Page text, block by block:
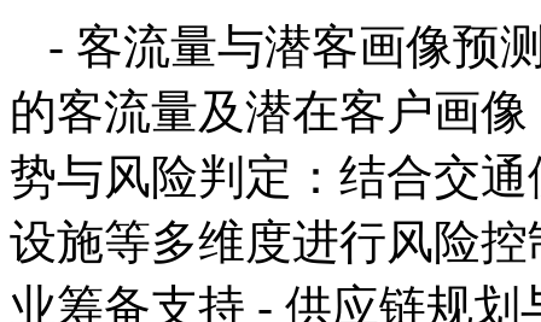
- 客流量与潜客画像预
的客流量及潜在客户画
势与风险判定：结合交
设施等多维度进行风险
业筹备支持 - 供应链规